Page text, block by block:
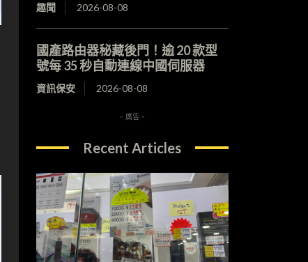
趣聞 2026-08-08
國產路由器秘藏後門！逾 20 款型
號每 35 秒自動連線中國伺服器
資訊保安 2026-08-08
- 廣告 -
Recent Articles